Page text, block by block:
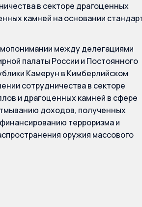
в секторе драгоценных
камней на основании
между делегациями
палаты России и Постоянного
Камерун в Кимберлийском
сотрудничества в секторе
и драгоценных камней в сфере
доходов, полученных
терроризма и
оружия массового